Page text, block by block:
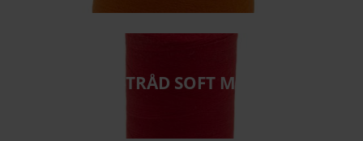
75-TRÅD SOFT MINI